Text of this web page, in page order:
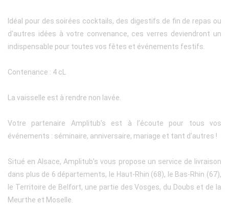
Idéal pour des soirées cocktails, des digestifs de fin de repas ou
d'autres idées à votre convenance, ces verres deviendront un
indispensable pour toutes vos fêtes et événements festifs.
Contenance : 4 cL
La vaisselle est à rendre non lavée.
Votre partenaire Amplitub’s est à l’écoute pour tous vos
événements : séminaire, anniversaire, mariage et tant d’autres !
Situé en Alsace, Amplitub’s vous propose un service de livraison
dans plus de 6 départements, le Haut-Rhin (68), le Bas-Rhin (67),
le Territoire de Belfort, une partie des Vosges, du Doubs et de la
Meurthe et Moselle.